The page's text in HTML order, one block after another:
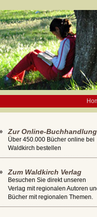
Zur Online-Buchhandlung
Über 450.000 Bücher online bei
Waldkirch bestellen
Zum Waldkirch Verlag
Besuchen Sie direkt unseren
Verlag mit regionalen Autoren
Bücher mit regionalen Themen.